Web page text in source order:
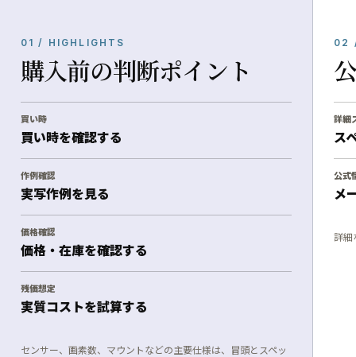
01 / HIGHLIGHTS
購入前の判断ポイント
買い時
買い時を確認する
作例確認
実写作例を見る
価格確認
価格・在庫を確認する
残価想定
実質コストを試算する
センサー、画素数、マウントなどの主要仕様は、冒頭とスペッ
02
詳細
ス
公式
メ
詳細